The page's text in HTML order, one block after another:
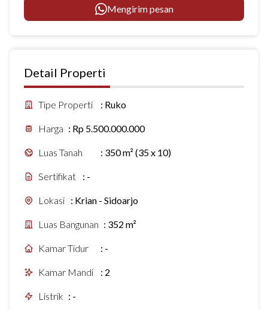
Mengirim pesan
Detail Properti
Tipe Properti : Ruko
Harga : Rp 5.500.000.000
Luas Tanah : 350 m² (35 x 10)
Sertifikat : -
Lokasi : Krian - Sidoarjo
Luas Bangunan : 352 m²
Kamar Tidur : -
Kamar Mandi : 2
Listrik : -